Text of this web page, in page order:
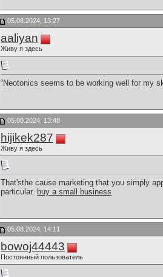
05.08.2024, 13:27
aaliyan
Живу я здесь
“Neotonics seems to be working well for my
05.08.2024, 13:48
hijikek287
Живу я здесь
That'sthe cause marketing that you simply
particular. buy a small business
05.08.2024, 14:11
bowoj44443
Постоянный пользователь